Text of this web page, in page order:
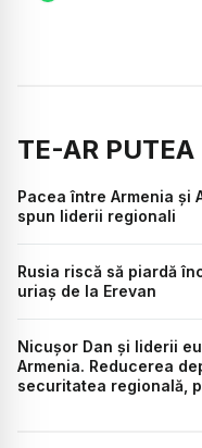
TE-AR PUTEA
Pacea între Armenia și
spun liderii regionali
Rusia riscă să piardă
uriaș de la Erevan
Nicușor Dan și liderii
Armenia. Reducerea
securitatea regională,